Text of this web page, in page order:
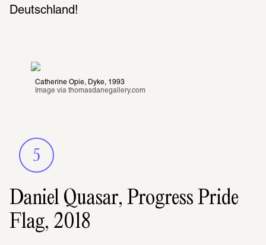
Deutschland!
Catherine Opie, Dyke, 1993
Image via thomasdanegallery.com
5
Daniel Quasar, Progress Pride
Flag, 2018